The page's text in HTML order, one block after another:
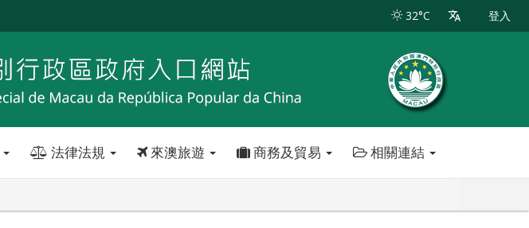
32°C 登入
法律法規 來澳旅遊 商務及貿易 相關連結